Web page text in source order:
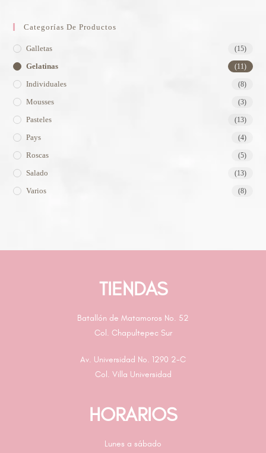
Categorías De Productos
Galletas (15)
Gelatinas (11)
Individuales (8)
Mousses (3)
Pasteles (13)
Pays (4)
Roscas (5)
Salado (13)
Varios (8)
TIENDAS
Batallón de Matamoros No. 52
Col. Chapultepec Sur
Av. Universidad No. 1290 2-C
Col. Villa Universidad
HORARIOS
Lunes a sábado